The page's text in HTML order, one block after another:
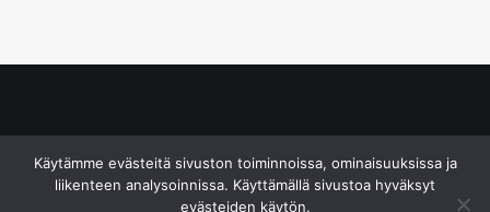
Käytämme evästeitä sivuston toiminnoissa, ominaisuuksissa ja
liikenteen analysoinnissa. Käyttämällä sivustoa hyväksyt
evästeiden käytön.